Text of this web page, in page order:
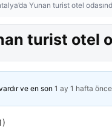
Yunan turist otel
turist otel
ve en son 1 ay 1 hafta önce